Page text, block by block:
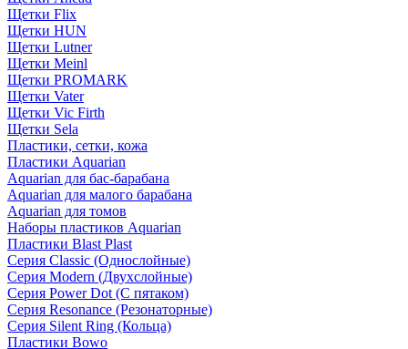
Щетки Flix
Щетки HUN
Щетки Lutner
Щетки Meinl
Щетки PROMARK
Щетки Vater
Щетки Vic Firth
Щетки Sela
Пластики, сетки, кожа
Пластики Aquarian
Aquarian для бас-барабана
Aquarian для малого барабана
Aquarian для томов
Наборы пластиков Aquarian
Пластики Blast Plast
Серия Classic (Однослойные)
Серия Modern (Двухслойные)
Серия Power Dot (С пятаком)
Серия Resonance (Резонаторные)
Серия Silent Ring (Кольца)
Пластики Bowo